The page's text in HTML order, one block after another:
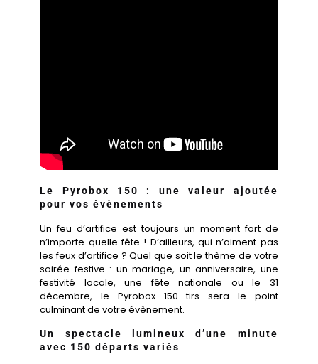
Le Pyrobox 150 : une valeur ajoutée
pour vos évènements
Un feu d’artifice est toujours un moment fort de
n’importe quelle fête ! D’ailleurs, qui n’aiment pas
les feux d’artifice ? Quel que soit le thème de votre
soirée festive : un mariage, un anniversaire, une
festivité locale, une fête nationale ou le 31
décembre, le Pyrobox 150 tirs sera le point
culminant de votre évènement.
Un spectacle lumineux d’une minute
avec 150 départs variés